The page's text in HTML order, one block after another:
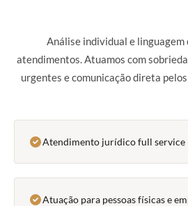
Análise individual e linguagem
atendimentos. Atuamos com
urgentes e comunicação direta
Atendimento jurídico full service
Atuação para pessoas físicas e